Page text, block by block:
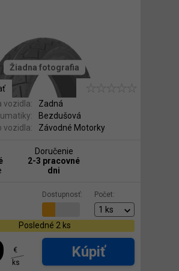
Žiadna fotografia
vozidla:
Zadná
Bezdušová
vozidla:
Závodné Motorky
Doručenie
2-3 pracovné
dni
Dostupnosť: Počet:
Posledné 2 ks
€
ks
Kúpiť